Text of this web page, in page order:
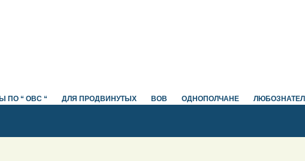
ПО “ ОВС “ ДЛЯ ПРОДВИНУТЫХ ВОВ ОДНОПОЛЧАНЕ